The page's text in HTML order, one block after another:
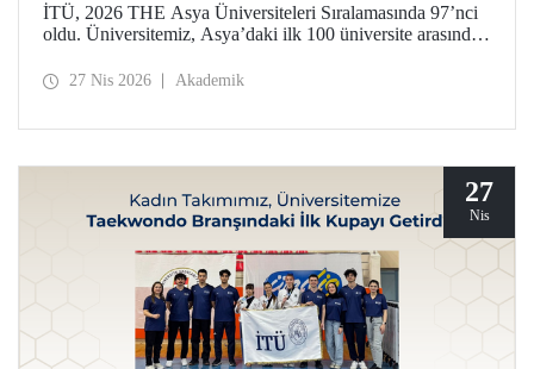
İTÜ, 2026 THE Asya Üniversiteleri Sıralamasında 97’nci
oldu. Üniversitemiz, Asya’daki ilk 100 üniversite arasında
göstergesinde (araştırma kalitesi, araştırma çevresi,
27 Nis 2026 Akademik
27
Nis